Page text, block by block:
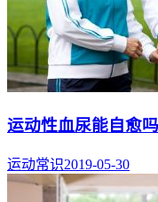
运动性血尿能自愈
运动常识2019-05-30